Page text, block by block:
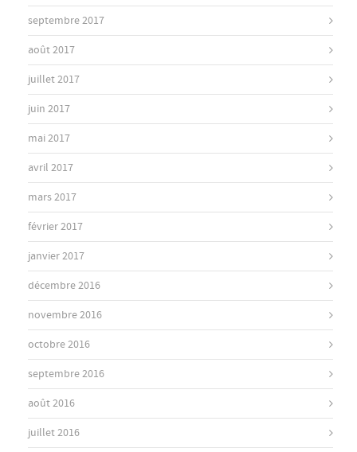
septembre 2017
août 2017
juillet 2017
juin 2017
mai 2017
avril 2017
mars 2017
février 2017
janvier 2017
décembre 2016
novembre 2016
octobre 2016
septembre 2016
août 2016
juillet 2016